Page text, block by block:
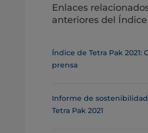
Enlaces
anteriores del
Índice de Tetra Pak 2021:
prensa
Informe de
Tetra Pak 2021